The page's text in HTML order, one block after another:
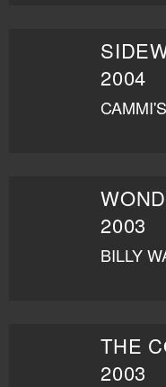
2004
2003
BILLY
THE
2003